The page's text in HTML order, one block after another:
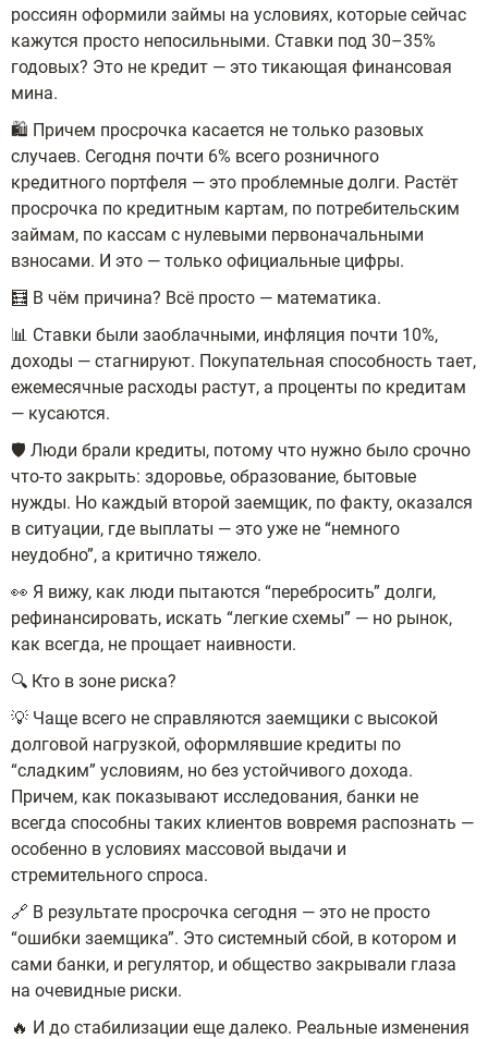
россиян оформили займы на условиях, которые сейчас
кажутся просто непосильными. Ставки под 30–35%
годовых? Это не кредит — это тикающая финансовая
мина.
🛍 Причем просрочка касается не только разовых
случаев. Сегодня почти 6% всего розничного
кредитного портфеля — это проблемные долги. Растёт
просрочка по кредитным картам, по потребительским
займам, по кассам с нулевыми первоначальными
взносами. И это — только официальные цифры.
🧮 В чём причина? Всё просто — математика.
📊 Ставки были заоблачными, инфляция почти 10%,
доходы — стагнируют. Покупательная способность тает,
ежемесячные расходы растут, а проценты по кредитам
— кусаются.
🛡 Люди брали кредиты, потому что нужно было срочно
что-то закрыть: здоровье, образование, бытовые
нужды. Но каждый второй заемщик, по факту, оказался
в ситуации, где выплаты — это уже не “немного
неудобно”, а критично тяжело.
👀 Я вижу, как люди пытаются “перебросить” долги,
рефинансировать, искать “легкие схемы” — но рынок,
как всегда, не прощает наивности.
🔍 Кто в зоне риска?
💡 Чаще всего не справляются заемщики с высокой
долговой нагрузкой, оформлявшие кредиты по
“сладким” условиям, но без устойчивого дохода.
Причем, как показывают исследования, банки не
всегда способны таких клиентов вовремя распознать —
особенно в условиях массовой выдачи и
стремительного спроса.
🔗 В результате просрочка сегодня — это не просто
“ошибки заемщика”. Это системный сбой, в котором и
сами банки, и регулятор, и общество закрывали глаза
на очевидные риски.
🔥 И до стабилизации еще далеко. Реальные изменения